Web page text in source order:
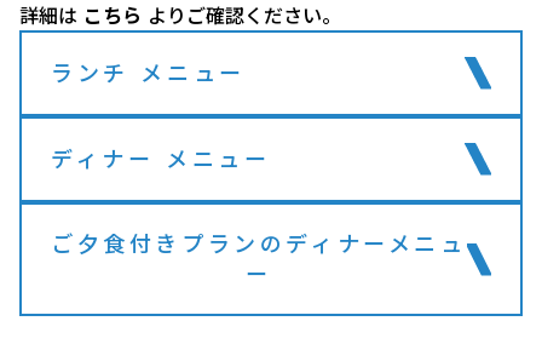
詳細は こちら よりご確認ください。
ランチ メニュー
ディナー メニュー
ご夕食付きプランのディナーメニュ
ー